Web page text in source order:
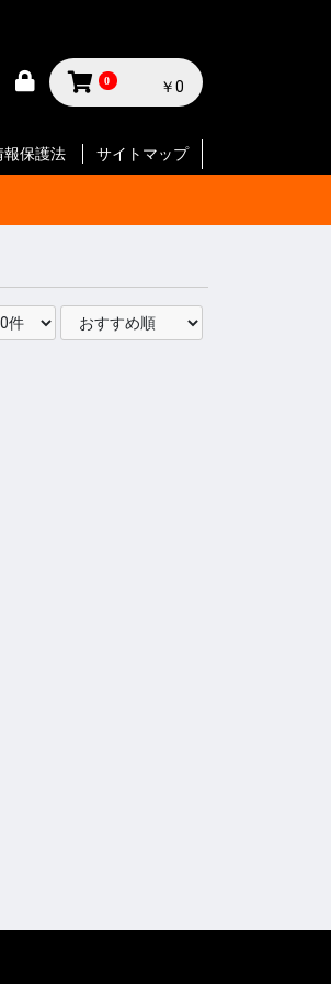
0 ￥0
報保護法 サイトマップ